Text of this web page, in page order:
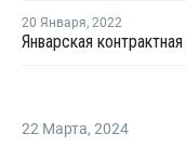
20 Января, 2022
22 Марта, 2024